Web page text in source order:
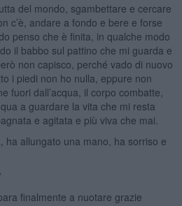
del mondo, sgambettare e cercare
c’è, andare a fondo e bere e forse
penso che è finita, in qualche modo
il babbo sul pattino che mi guarda e
non capisco, perché vado di nuovo
i piedi non ho nulla, eppure non
fuori dall’acqua, il corpo combatte,
a guardare la vita che mi resta
e agitata e più viva che mai.
ha allungato una mano, ha sorriso e
finalmente a nuotare grazie